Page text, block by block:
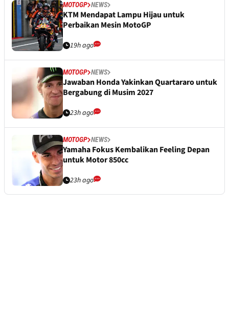
MOTOGP NEWS
KTM Mendapat Lampu Hijau untuk
Perbaikan Mesin MotoGP
19h ago
MOTOGP NEWS
Jawaban Honda Yakinkan Quartararo untuk
Bergabung di Musim 2027
23h ago
MOTOGP NEWS
Yamaha Fokus Kembalikan Feeling Depan
untuk Motor 850cc
23h ago